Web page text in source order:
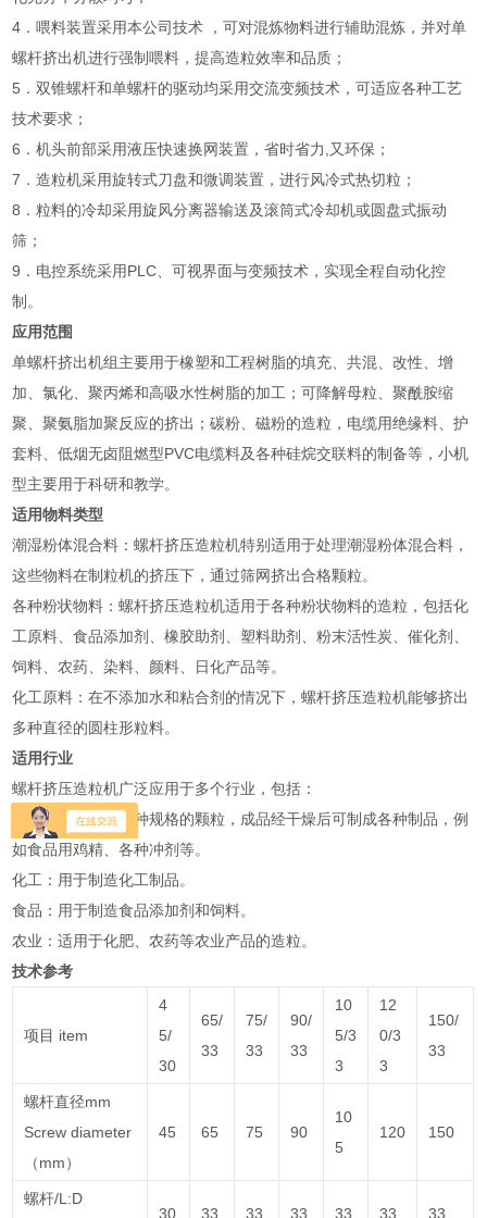
4．喂料装置采用本公司技术 ，可对混炼物料进行辅助混炼，并对单
螺杆挤出机进行强制喂料，提高造粒效率和品质；
5．双锥螺杆和单螺杆的驱动均采用交流变频技术，可适应各种工艺
技术要求；
6．机头前部采用液压快速换网装置，省时省力,又环保；
7．造粒机采用旋转式刀盘和微调装置，进行风冷式热切粒；
8．粒料的冷却采用旋风分离器输送及滚筒式冷却机或圆盘式振动
筛；
9．电控系统采用PLC、可视界面与变频技术，实现全程自动化控
制。
应用范围
单螺杆挤出机组主要用于橡塑和工程树脂的填充、共混、改性、增
加、氯化、聚丙烯和高吸水性树脂的加工；可降解母粒、聚酰胺缩
聚、聚氨脂加聚反应的挤出；碳粉、磁粉的造粒，电缆用绝缘料、护
套料、低烟无卤阻燃型PVC电缆料及各种硅烷交联料的制备等，小机
型主要用于科研和教学。
适用物料类型
‌潮湿粉体混合料‌：螺杆挤压造粒机特别适用于处理潮湿粉体混合料，
这些物料在制粒机的挤压下，通过筛网挤出合格颗粒‌。
‌各种粉状物料‌：螺杆挤压造粒机适用于各种粉状物料的造粒，包括化
工原料、食品添加剂、橡胶助剂、塑料助剂、粉末活性炭、催化剂、
饲料、农药、染料、颜料、日化产品等‌。
‌化工原料‌：在不添加水和粘合剂的情况下，螺杆挤压造粒机能够挤出
多种直径的圆柱形粒料‌。
适用行业
螺杆挤压造粒机广泛应用于多个行业，包括：
‌医药‌：用于制造各种规格的颗粒，成品经干燥后可制成各种制品，例
如食品用鸡精、各种冲剂等‌。
‌化工‌：用于制造化工制品‌。
‌食品‌：用于制造食品添加剂和饲料‌。
‌农业‌：适用于化肥、农药等农业产品的造粒‌。
技术参考
项目 item
4
5/
30
65/
33
75/
33
90/
33
10
5/3
3
12
0/3
3
150/
33
螺杆直径mm
Screw diameter
（mm）
45 65 75 90
10
5
120 150
螺杆/L:D
30 33 33 33 33 33 33